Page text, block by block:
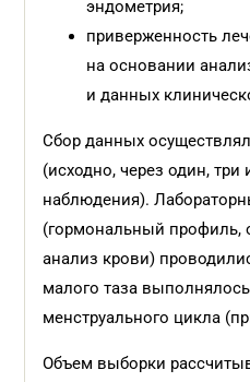
эндометрия;
приверженность
на основании
и данных
Сбор данных
(исходно, через один,
наблюдения).
(гормональный профиль,
анализ крови)
малого таза
менструального цикла
Объем выборки